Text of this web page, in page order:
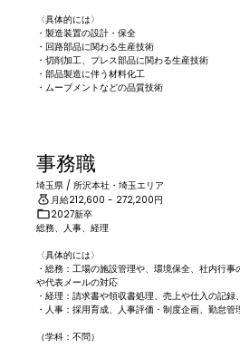
〈具体的には〉
・製造装置の設計・保全　　　　　　　　　　　
・回路部品に関わる生産技術　　　　　　　　　
・切削加工、プレス部品に関わる生産技術　　　
・部品製造に伴う材料化工　　　　　　　　　　
・ムーブメントなどの品質技術　　　　　　　　
事務職
埼玉県 / 所沢本社・埼玉エリア
月給212,600 - 272,200円
2027新卒
総務、人事、経理
〈具体的には〉
・総務：工場の施設管理や、環境保全、社内行
や代表メールの対応
・経理：請求書や領収書処理、売上や仕入の記録
・人事：採用育成、人事評価・制度企画、勤怠
（学科：不問）